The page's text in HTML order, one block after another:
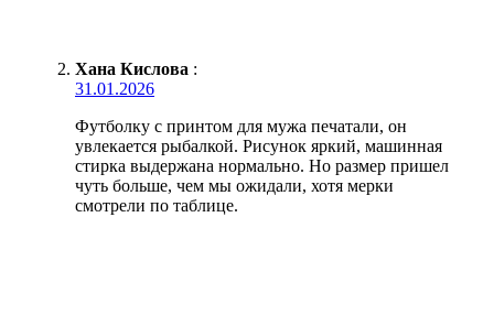
Хана Кислова :
31.01.2026
Футболку с принтом для мужа печатали, он
увлекается рыбалкой. Рисунок яркий, машинная
стирка выдержана нормально. Но размер пришел
чуть больше, чем мы ожидали, хотя мерки
смотрели по таблице.